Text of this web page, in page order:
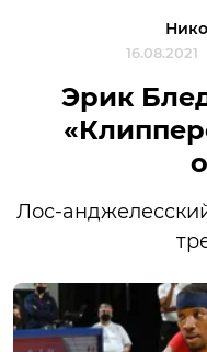
16.08.2021
Эрик
Лос-